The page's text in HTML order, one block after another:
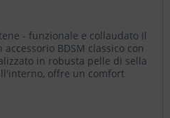
- funzionale e collaudato Il
BDSM classico con
in robusta pelle di sella
offre un comfort